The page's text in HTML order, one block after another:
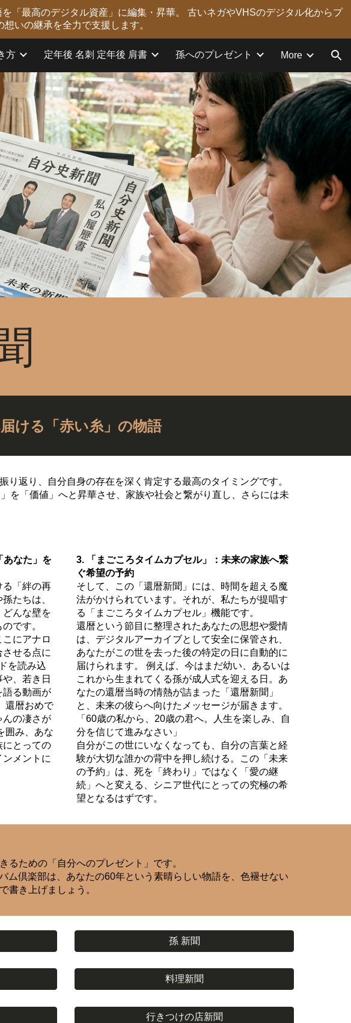
Skip to navigation
「最高のデジタル資産」に編集・昇華。 古いネガやVHSのデジタル化からプ
いの継承を全力で支援します。
方 定年後 名刺 定年後 肩書 孫へのプレゼント More
ける「赤い糸」の物語
返り、自分自身の存在を深く肯定する最高のタイミングです。
を「価値」へと昇華させ、家族や社会と繋がり直し、さらには未
あなた」を
る「絆の再
たちは、
どんな壁を
です。
にアナロ
せる点に
を読み込
、若き日
語る動画が
還暦おめで
んの凄さが
囲み、あな
にとっての
ンメントに
3. 「まごころタイムカプセル」：未来の家族へ繋
ぐ希望の予約
そして、この「還暦新聞」には、時間を超える魔
法がかけられています。それが、私たちが提唱す
る「まごころタイムカプセル」機能です。
還暦という節目に整理されたあなたの思想や愛情
は、デジタルアーカイブとして安全に保管され、
あなたがこの世を去った後の特定の日に自動的に
届けられます。 例えば、今はまだ幼い、あるいは
これから生まれてくる孫が成人式を迎える日。あ
なたの還暦当時の情熱が詰まった「還暦新聞」
と、未来の彼らへ向けたメッセージが届きます。
「60歳の私から、20歳の君へ。人生を楽しみ、自
分を信じて進みなさい」
自分がこの世にいなくなっても、自分の言葉と経
験が大切な誰かの背中を押し続ける。この「未来
の予約」は、死を「終わり」ではなく「愛の継
続」へと変える、シニア世代にとっての究極の希
望となるはずです。
るための「自分へのプレゼント」です。
倶楽部は、あなたの60年という素晴らしい物語を、色褪せない
書き上げましょう。
孫 新聞
料理新聞
行きつけの店新聞